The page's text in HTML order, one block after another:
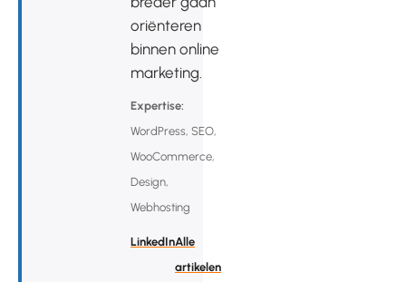
oriënteren
binnen online
marketing.
Expertise:
WordPress, SEO,
WooCommerce,
Design,
Webhosting
LinkedInAlle
artikelen